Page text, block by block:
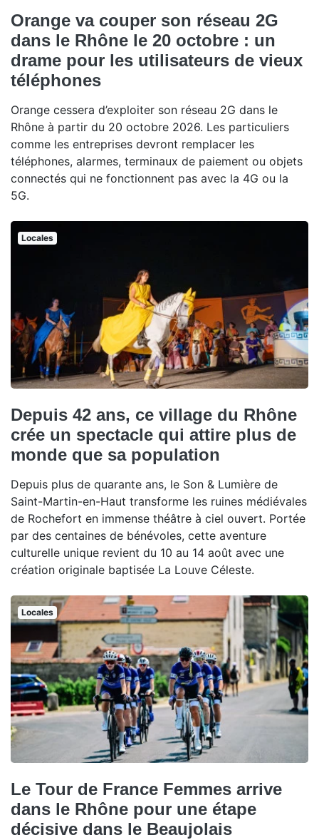
Orange va couper son réseau 2G
dans le Rhône le 20 octobre : un
drame pour les utilisateurs de vieux
téléphones
Orange cessera d’exploiter son réseau 2G dans le
Rhône à partir du 20 octobre 2026. Les particuliers
comme les entreprises devront remplacer les
téléphones, alarmes, terminaux de paiement ou objets
connectés qui ne fonctionnent pas avec la 4G ou la
5G.
Locales
Depuis 42 ans, ce village du Rhône
crée un spectacle qui attire plus de
monde que sa population
Depuis plus de quarante ans, le Son & Lumière de
Saint-Martin-en-Haut transforme les ruines médiévales
de Rochefort en immense théâtre à ciel ouvert. Portée
par des centaines de bénévoles, cette aventure
culturelle unique revient du 10 au 14 août avec une
création originale baptisée La Louve Céleste.
Locales
Le Tour de France Femmes arrive
dans le Rhône pour une étape
décisive dans le Beaujolais